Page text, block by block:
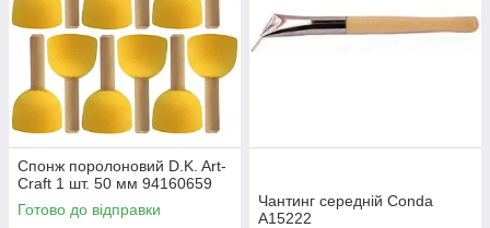
Спонж поролоновий D.K. Art-
Craft 1 шт. 50 мм 94160659
Готово до відправки
Чантинг середній Conda
А15222